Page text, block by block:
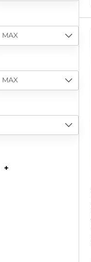
MAX
MAX